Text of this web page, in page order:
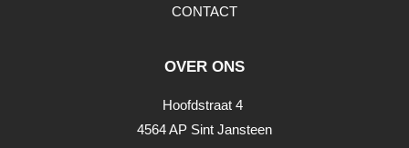
CONTACT
OVER ONS
Hoofdstraat 4
4564 AP Sint Jansteen